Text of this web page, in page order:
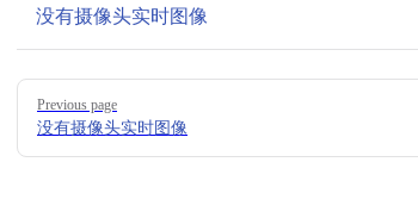
没有摄像头实时图像
Pager
Previous page
没有摄像头实时图像